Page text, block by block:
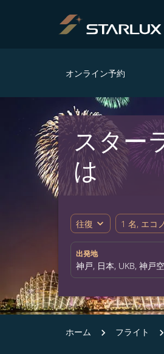
オンライン予約
スター
は
往復 expand_more 1 名, エコ
出発地
ホーム フライト